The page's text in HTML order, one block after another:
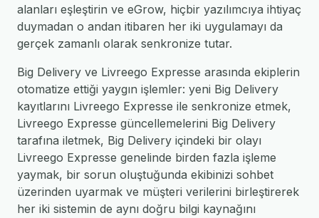
alanları eşleştirin ve eGrow, hiçbir yazılımcıya ihtiyaç
duymadan o andan itibaren her iki uygulamayı da
gerçek zamanlı olarak senkronize tutar.
Big Delivery ve Livreego Expresse arasında ekiplerin
otomatize ettiği yaygın işlemler: yeni Big Delivery
kayıtlarını Livreego Expresse ile senkronize etmek,
Livreego Expresse güncellemelerini Big Delivery
tarafına iletmek, Big Delivery içindeki bir olayı
Livreego Expresse genelinde birden fazla işleme
yaymak, bir sorun oluştuğunda ekibinizi sohbet
üzerinden uyarmak ve müşteri verilerini birleştirerek
her iki sistemin de aynı doğru bilgi kaynağını